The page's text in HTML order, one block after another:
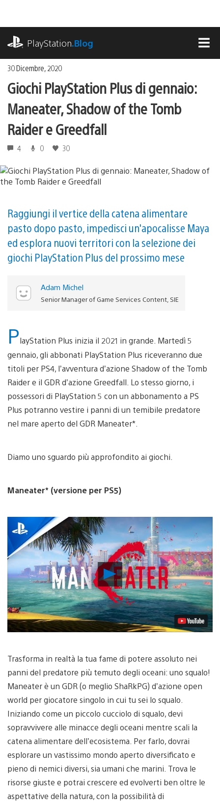
contenuto
PlayStation.Blog
30 Dicembre, 2020
Giochi PlayStation Plus di gennaio:
Maneater, Shadow of the Tomb
Raider e Greedfall
4 0 30
Raggiungi il vertice della catena alimentare
pasto dopo pasto, impedisci un'apocalisse Maya
ed esplora nuovi territori con la selezione dei
giochi PlayStation Plus del prossimo mese
Adam Michel
Senior Manager of Game Services Content, SIE
PlayStation Plus inizia il 2021 in grande. Martedì 5
gennaio, gli abbonati PlayStation Plus riceveranno due
titoli per PS4, l’avventura d’azione Shadow of the Tomb
Raider e il GDR d’azione Greedfall. Lo stesso giorno, i
possessori di PlayStation 5 con un abbonamento a PS
Plus potranno vestire i panni di un temibile predatore
nel mare aperto del GDR Maneater*.
Diamo uno sguardo più approfondito ai giochi.
Maneater* (versione per PS5)
Riproduci
video
Trasforma in realtà la tua fame di potere assoluto nei
panni del predatore più temuto degli oceani: uno squalo!
Maneater è un GDR (o meglio ShaRkPG) d’azione open
world per giocatore singolo in cui tu sei lo squalo.
Iniziando come un piccolo cucciolo di squalo, devi
sopravvivere alle minacce degli oceani mentre scali la
catena alimentare dell’ecosistema. Per farlo, dovrai
esplorare un vastissimo mondo aperto diversificato e
pieno di nemici diversi, sia umani che marini. Trova le
risorse giuste e potrai crescere ed evolverti ben oltre le
aspettative della natura, con la possibilità di